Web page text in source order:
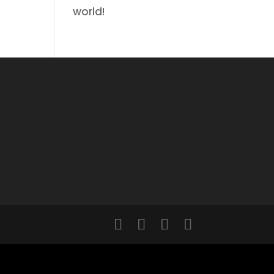
world!